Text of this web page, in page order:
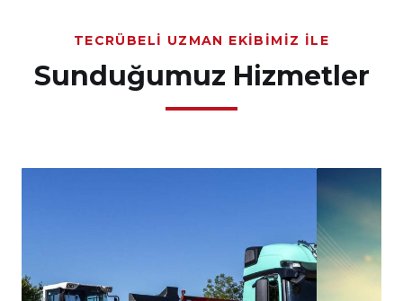
TECRÜBELI UZMAN EKIBIMIZ İLE
Sunduğumuz Hizmetler